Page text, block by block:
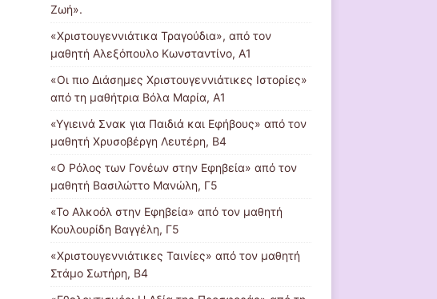
Ζωή».
«Χριστουγεννιάτικα Τραγούδια», από τον
μαθητή Αλεξόπουλο Κωνσταντίνο, Α1
«Οι πιο Διάσημες Χριστουγεννιάτικες Ιστορίες»
από τη μαθήτρια Βόλα Μαρία, Α1
«Υγιεινά Σνακ για Παιδιά και Εφήβους» από τον
μαθητή Χρυσοβέργη Λευτέρη, Β4
«Ο Ρόλος των Γονέων στην Εφηβεία» από τον
μαθητή Βασιλώττο Μανώλη, Γ5
«Το Αλκοόλ στην Εφηβεία» από τον μαθητή
Κουλουρίδη Βαγγέλη, Γ5
«Χριστουγεννιάτικες Ταινίες» από τον μαθητή
Στάμο Σωτήρη, Β4